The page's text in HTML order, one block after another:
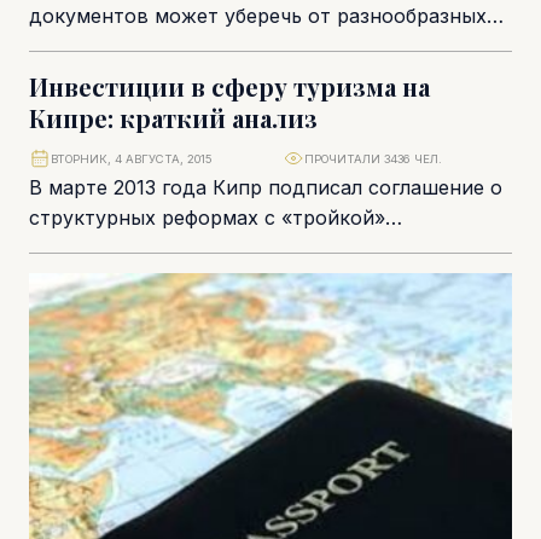
документов может уберечь от разнообразных
проблем и помочь избежать недопонимания с
партнёрами по бизнесу. Мы...
Инвестиции в сферу туризма на
Кипре: краткий анализ
В марте 2013 года Кипр подписал соглашение о
структурных реформах с «тройкой»
международных кредиторов (Еврокомиссией,
Европейским центральным банком и
Международным...
ВТОРНИК, 4 АВГУСТА, 2015 ПРОЧИТАЛИ 3436 ЧЕЛ.